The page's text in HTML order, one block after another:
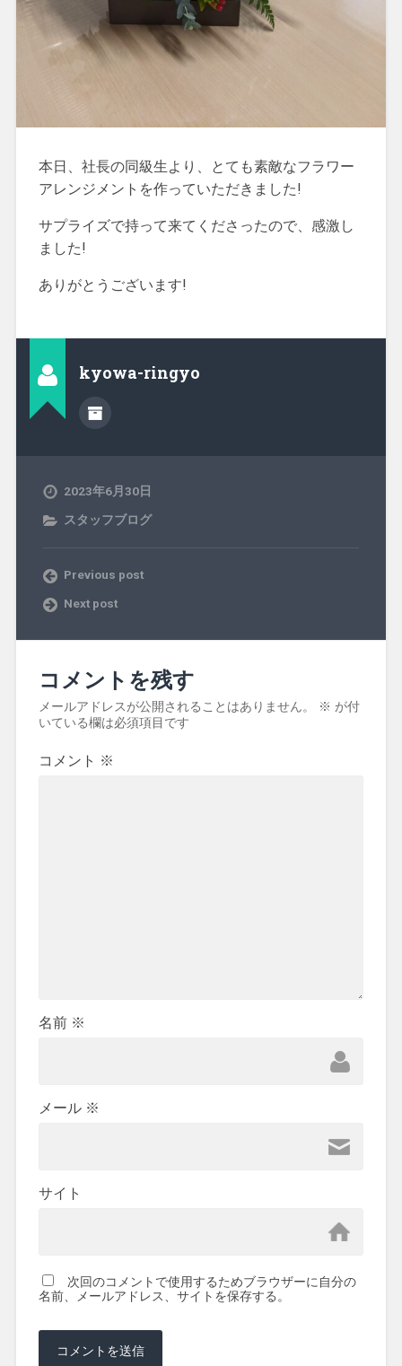
本日、社長の同級生より、とても素敵なフラワー
アレンジメントを作っていただきました!
サプライズで持って来てくださったので、感激し
ました!
ありがとうございます!
kyowa-ringyo
2023年6月30日
スタッフブログ
Previous post
Next post
コメントを残す
メールアドレスが公開されることはありません。 ※ が付
いている欄は必須項目です
コメント ※
名前 ※
メール ※
サイト
次回のコメントで使用するためブラウザーに自分の
名前、メールアドレス、サイトを保存する。